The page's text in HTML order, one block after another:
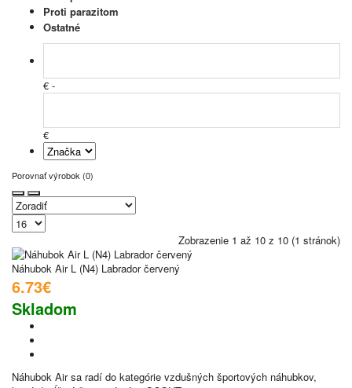
Proti parazitom
Ostatné
€ -
€
Porovnať výrobok (0)
Zobrazenie 1 až 10 z 10 (1 stránok)
Náhubok Air L (N4) Labrador červený
6.73€
Skladom
Náhubok Air sa radí do kategórie vzdušných športových náhubkov,